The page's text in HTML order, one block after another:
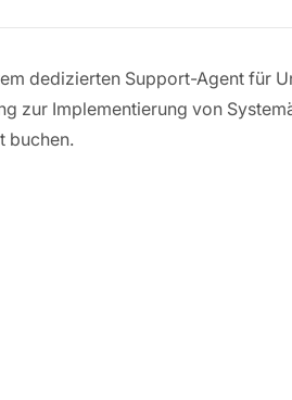
dedizierten Support-Agent für
zur Implementierung von
buchen.